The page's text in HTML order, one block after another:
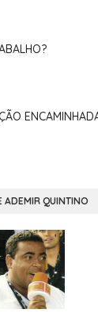
ADEMIR QUINTINO